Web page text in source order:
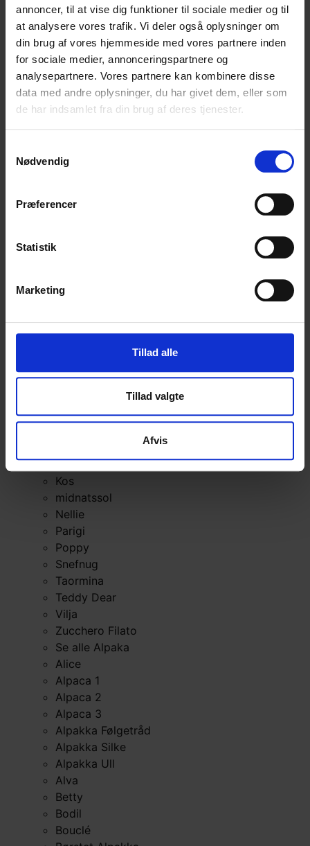
annoncer, til at vise dig funktioner til sociale medier og til
at analysere vores trafik. Vi deler også oplysninger om
din brug af vores hjemmeside med vores partnere inden
for sociale medier, annonceringspartnere og
analysepartnere. Vores partnere kan kombinere disse
data med andre oplysninger, du har givet dem, eller som
de har indsamlet fra din brug af deres tjenester.
Nødvendig
Præferencer
Statistik
Marketing
Tillad alle
Tillad valgte
Afvis
Bella
Bella Color
Desiderio
Filnovo
Mulberry Silk
Leonora
Silk Mohair
Alpaka
Alpaca 3
Alpakka Ull
Betty
Børstet Alpakka
Eco Baby
Eco Soft fine
Kos
midnatssol
Nellie
Parigi
Poppy
Snefnug
Taormina
Teddy Dear
Vilja
Zucchero Filato
Se alle Alpaka
Alice
Alpaca 1
Alpaca 2
Alpaca 3
Alpakka Følgetråd
Alpakka Silke
Alpakka Ull
Alva
Betty
Bodil
Bouclé